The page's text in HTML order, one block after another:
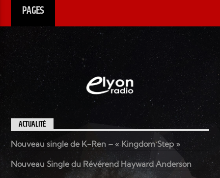
PAGES
ACTUALITÉ
Nouveau single de K-Ren – « Kingdom Step »
Nouveau Single du Révérend Hayward Anderson